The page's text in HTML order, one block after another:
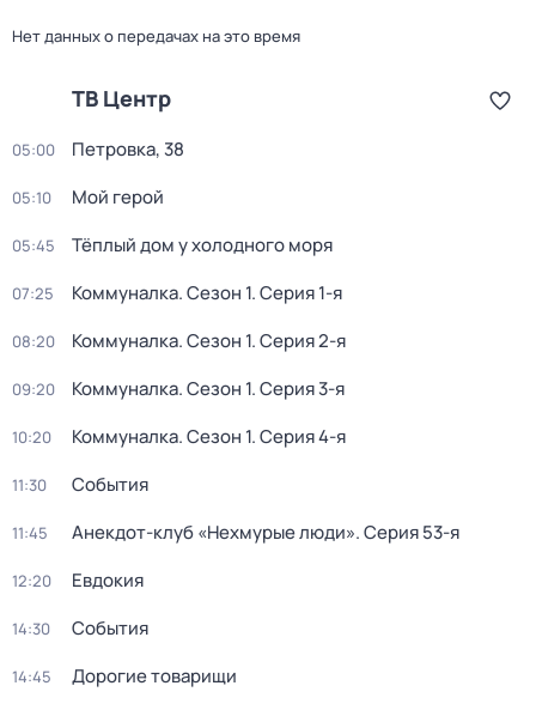
Нет данных о передачах на это время
ТВ Центр
05:00 Петровка, 38
05:10 Мой герой
05:45 Тёплый дом у холодного моря
07:25 Коммуналка. Сезон 1. Серия 1-я
08:20 Коммуналка. Сезон 1. Серия 2-я
09:20 Коммуналка. Сезон 1. Серия 3-я
10:20 Коммуналка. Сезон 1. Серия 4-я
11:30 События
11:45 Анекдот-клуб «Нехмурые люди». Серия 53-я
12:20 Евдокия
14:30 События
14:45 Дорогие товарищи